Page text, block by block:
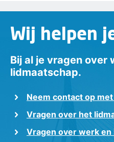
Wij helpen
Bij al je vragen over
lidmaatschap.
Neem contact op met
Vragen over het
Vragen over werk en